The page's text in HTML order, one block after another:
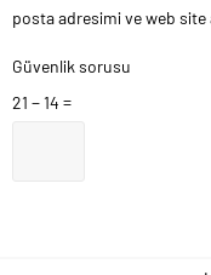
posta adresimi ve web site
Güvenlik sorusu
21 − 14 =